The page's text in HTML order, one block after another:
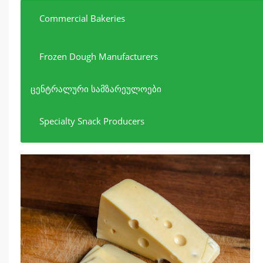
Commercial Bakeries
Frozen Dough Manufacturers
ცენტრალური სამზარეულოები
Specialty Snack Producers